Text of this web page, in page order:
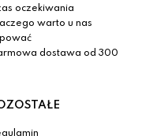
oczekiwania
warto u nas
dostawa od 300